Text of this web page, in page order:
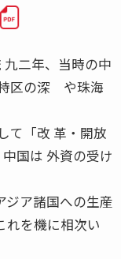
九二年、当時の中
区の深 や珠海
て「改 革・開放
国は 外資の受け
ジア諸国への生産
れを機に相次い